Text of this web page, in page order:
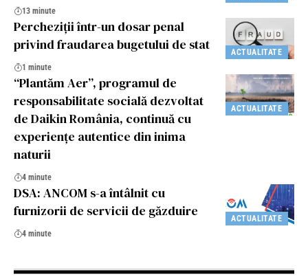
13 minute
ACTUALITATE
Percheziții într-un dosar penal
privind fraudarea bugetului de stat
1 minute
ACTUALITATE
“Plantăm Aer”, programul de
responsabilitate socială dezvoltat
de Daikin România, continuă cu
experiențe autentice din inima
naturii
4 minute
ACTUALITATE
DSA: ANCOM s-a întâlnit cu
furnizorii de servicii de găzduire
4 minute